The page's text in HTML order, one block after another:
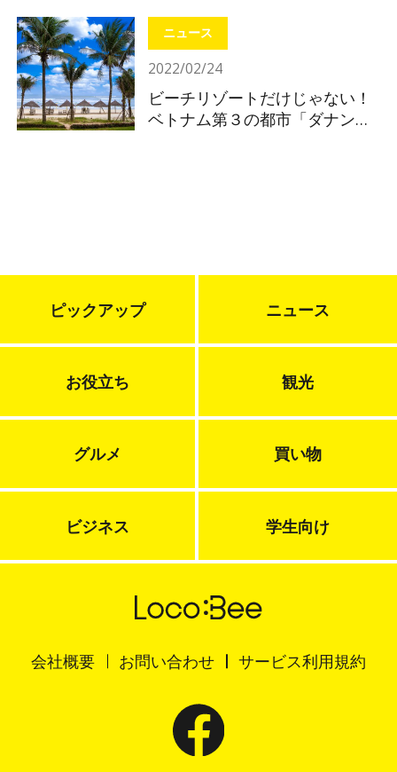
ニュース
2022/02/24
ビーチリゾートだけじゃない！
ベトナム第３の都市「ダナン」
ピックアップ ニュース
お役立ち 観光
グルメ 買い物
ビジネス 学生向け
会社概要 お問い合わせ サービス利用規約